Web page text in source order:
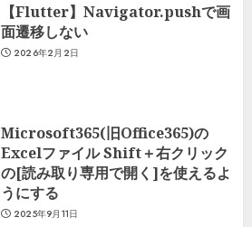
【Flutter】Navigator.pushで画
面遷移しない
2026年2月2日
Microsoft365(旧Office365)の
Excelファイル Shift＋右クリック
の[読み取り専用で開く]を使えるよ
うにする
2025年9月11日